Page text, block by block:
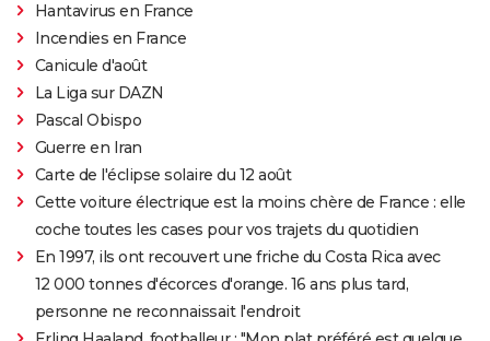
Hantavirus en France
Incendies en France
Canicule d'août
La Liga sur DAZN
Pascal Obispo
Guerre en Iran
Carte de l'éclipse solaire du 12 août
Cette voiture électrique est la moins chère de France : elle
coche toutes les cases pour vos trajets du quotidien
En 1997, ils ont recouvert une friche du Costa Rica avec
12 000 tonnes d'écorces d'orange. 16 ans plus tard,
personne ne reconnaissait l'endroit